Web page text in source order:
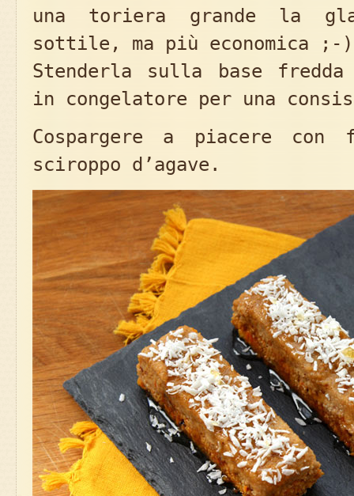
una toriera grande la
sottile, ma più economica ;-)
Stenderla sulla base
in congelatore per una
Cospargere a piacere
sciroppo d’agave.